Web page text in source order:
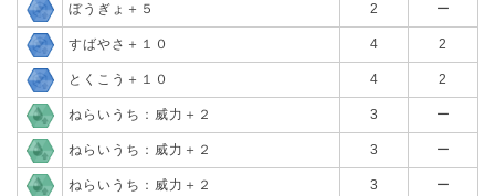
ぼうぎょ＋５ 2 ー
すばやさ＋１０ 4 2
とくこう＋１０ 4 2
ねらいうち：威力＋２ 3 ー
ねらいうち：威力＋２ 3 ー
ねらいうち：威力＋２ 3 ー